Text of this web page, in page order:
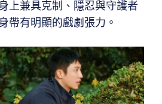
上兼具克制、隱忍與守護者
帶有明顯的戲劇張力。